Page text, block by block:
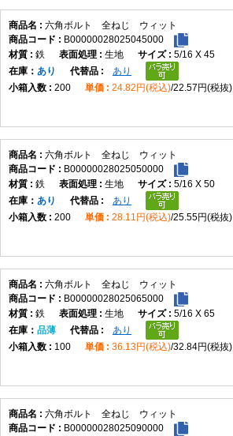
六角ボルト 全ねじ ウィット
B00000028025045000
鉄
生地
5/16 X 45
在庫
あり
あり
200
24.82円(税込) 22.57円(税抜)
六角ボルト 全ねじ ウィット
B00000028025050000
鉄
生地
5/16 X 50
在庫
あり
あり
200
28.11円(税込) 25.55円(税抜)
六角ボルト 全ねじ ウィット
B00000028025065000
鉄
生地
5/16 X 65
在庫
品薄
あり
100
36.13円(税込) 32.84円(税抜)
六角ボルト 全ねじ ウィット
B00000028025090000